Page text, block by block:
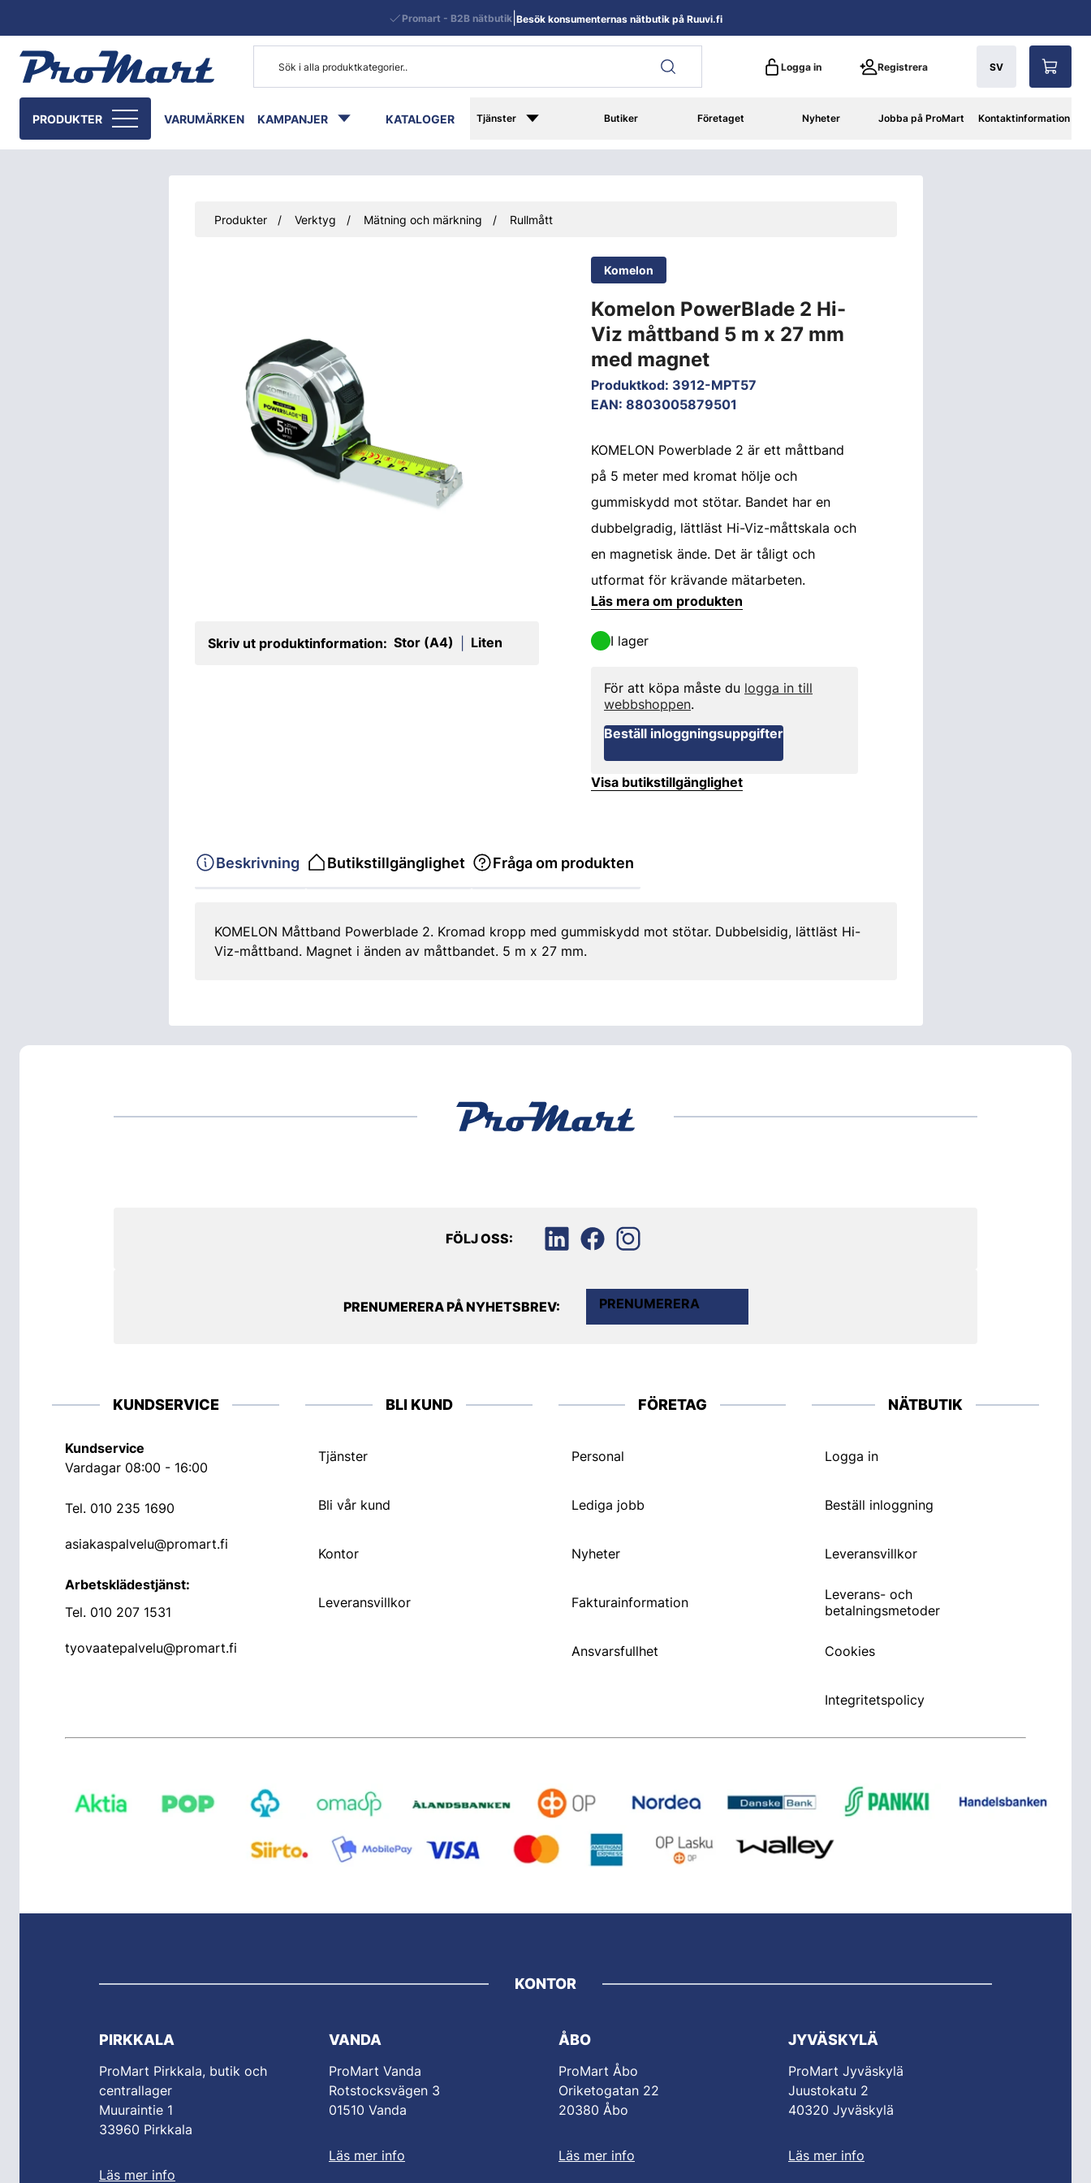
Logga in Registrera SV
PRODUKTER VARUMÄRKEN KAMPANJER KATALOGER Tjänster Butiker Företaget Nyheter Jobba på ProMart Kontaktinformation
Promart - B2B nätbutik Besök konsumenternas nätbutik på Ruuvi.fi
Produkter Verktyg Mätning och märkning Rullmått
Komelon
Komelon PowerBlade 2 Hi-
Viz måttband 5 m x 27 mm
med magnet
Produktkod: 3912-MPT57
EAN: 8803005879501
Skriv ut produktinformation: Stor (A4) Liten
KOMELON Powerblade 2 är ett måttband
på 5 meter med kromat hölje och
gummiskydd mot stötar. Bandet har en
dubbelgradig, lättläst Hi-Viz-måttskala och
en magnetisk ände. Det är tåligt och
utformat för krävande mätarbeten.
Läs mera om produkten
I lager
För att köpa måste du logga in till
webbshoppen.
Beställ inloggningsuppgifter
Visa butikstillgänglighet
Beskrivning Butikstillgänglighet Fråga om produkten
KOMELON Måttband Powerblade 2. Kromad kropp med gummiskydd mot stötar. Dubbelsidig, lättläst Hi-
Viz-måttband. Magnet i änden av måttbandet. 5 m x 27 mm.
FÖLJ OSS:
PRENUMERERA PÅ NYHETSBREV: PRENUMERERA
KUNDSERVICE
Kundservice
Vardagar 08:00 - 16:00
Tel. 010 235 1690
asiakaspalvelu@promart.fi
Arbetsklädestjänst:
Tel. 010 207 1531
tyovaatepalvelu@promart.fi
BLI KUND
Tjänster
Bli vår kund
Kontor
Leveransvillkor
FÖRETAG
Personal
Lediga jobb
Nyheter
Fakturainformation
Ansvarsfullhet
NÄTBUTIK
Logga in
Beställ inloggning
Leveransvillkor
Leverans- och
betalningsmetoder
Cookies
Integritetspolicy
KONTOR
PIRKKALA
ProMart Pirkkala, butik och
centrallager
Muuraintie 1
33960 Pirkkala
Läs mer info
VANDA
ProMart Vanda
Rotstocksvägen 3
01510 Vanda
Läs mer info
ÅBO
ProMart Åbo
Oriketogatan 22
20380 Åbo
Läs mer info
JYVÄSKYLÄ
ProMart Jyväskylä
Juustokatu 2
40320 Jyväskylä
Läs mer info